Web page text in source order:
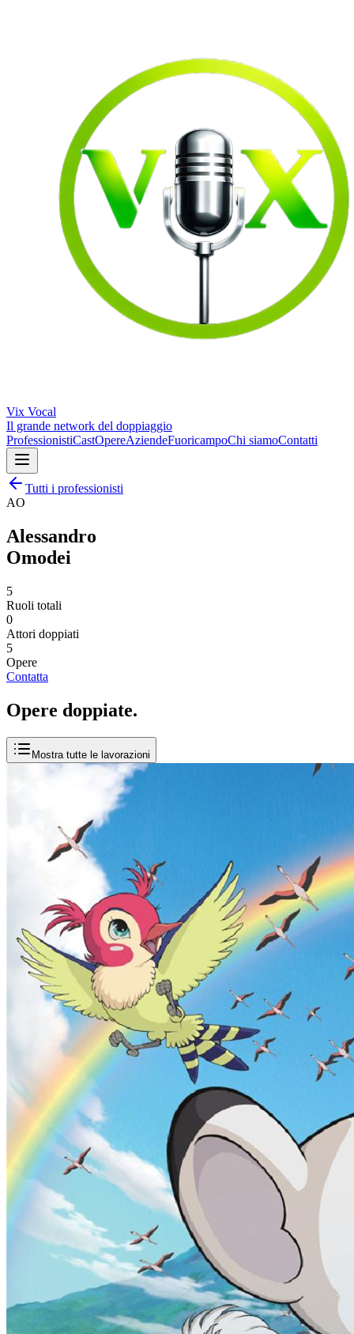
Vix Vocal
Il grande network del doppiaggio
ProfessionistiCastOpereAziendeFuoricampoChi siamoContatti
Tutti i professionisti
AO
Alessandro
Omodei
5
Ruoli totali
0
Attori doppiati
5
Opere
Contatta
Opere doppiate.
Mostra tutte le lavorazioni